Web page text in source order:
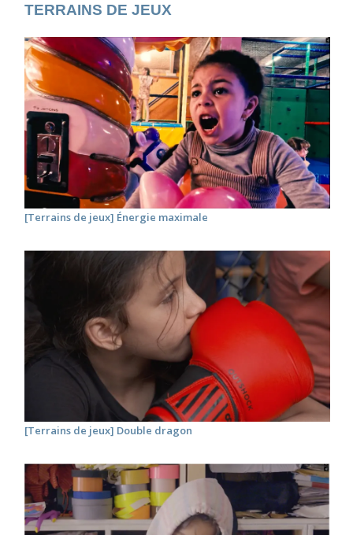
TERRAINS DE JEUX
[Terrains de jeux] Énergie maximale
[Terrains de jeux] Double dragon